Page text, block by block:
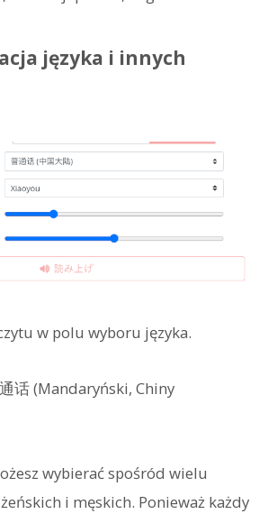
języka i innych
w polu wyboru języka.
话 (Mandaryński, Chiny
wybierać spośród wielu
i męskich. Ponieważ każdy